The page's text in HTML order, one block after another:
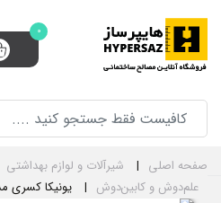
0
91008910 (021) پشتیبانی
ثبت‌نام تامین‌کننده سبد صفحه اصلی شیرآلات و لوازم بهداشتی
علم‌دوش و کابین‌دوش
یونیکا کسری